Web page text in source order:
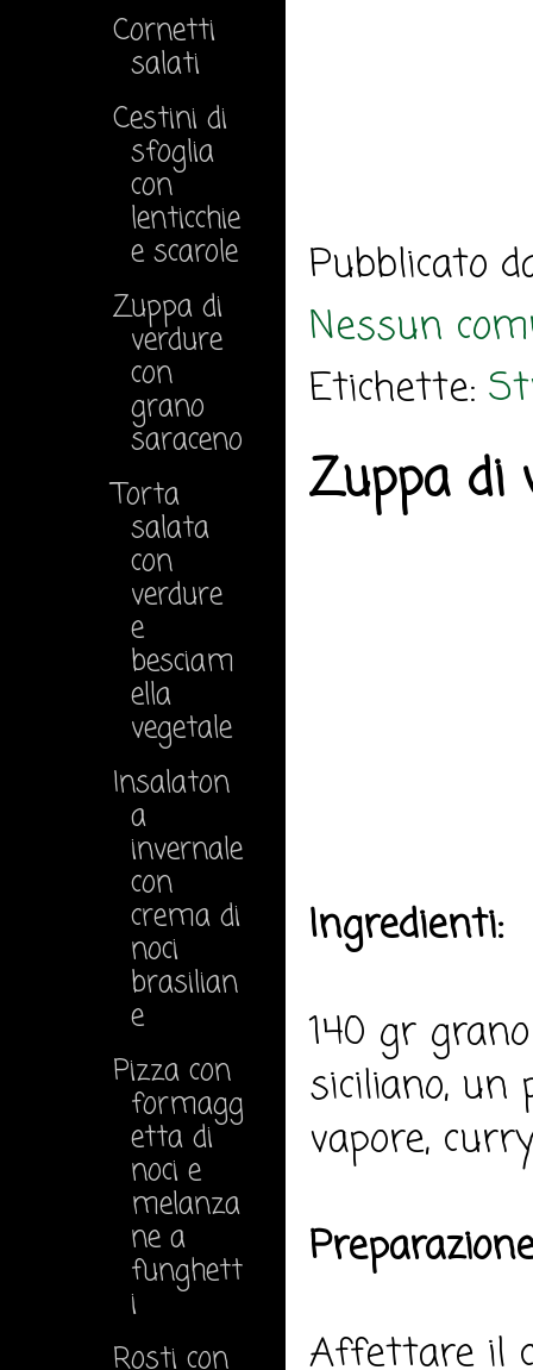
Pubblicato
Nessun
Etichette:
Zuppa di
Ingredienti:
140 gr
siciliano, un
vapore,
Affettare il
Cornetti
salati
Cestini di
sfoglia
con
lenticchie
e scarole
Zuppa di
verdure
con
grano
saraceno
Torta
salata
con
verdure
e
besciam
ella
vegetale
Insalaton
a
invernale
con
crema di
noci
brasilian
e
Pizza con
formagg
etta di
noci e
melanza
ne a
funghett
i
Rosti con